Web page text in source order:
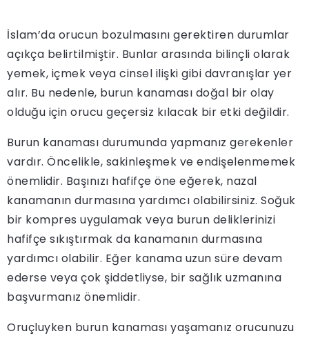
İslam’da orucun bozulmasını gerektiren durumlar
açıkça belirtilmiştir. Bunlar arasında bilinçli olarak
yemek, içmek veya cinsel ilişki gibi davranışlar yer
alır. Bu nedenle, burun kanaması doğal bir olay
olduğu için orucu geçersiz kılacak bir etki değildir.
Burun kanaması durumunda yapmanız gerekenler
vardır. Öncelikle, sakinleşmek ve endişelenmemek
önemlidir. Başınızı hafifçe öne eğerek, nazal
kanamanın durmasına yardımcı olabilirsiniz. Soğuk
bir kompres uygulamak veya burun deliklerinizi
hafifçe sıkıştırmak da kanamanın durmasına
yardımcı olabilir. Eğer kanama uzun süre devam
ederse veya çok şiddetliyse, bir sağlık uzmanına
başvurmanız önemlidir.
Oruçluyken burun kanaması yaşamanız orucunuzu